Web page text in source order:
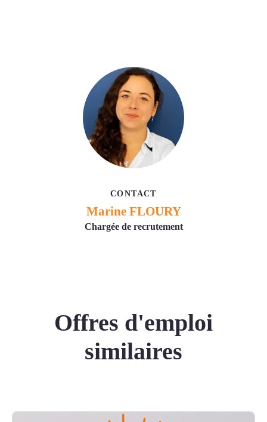
CONTACT
Marine FLOURY
Chargée de recrutement
Offres d'emploi
similaires